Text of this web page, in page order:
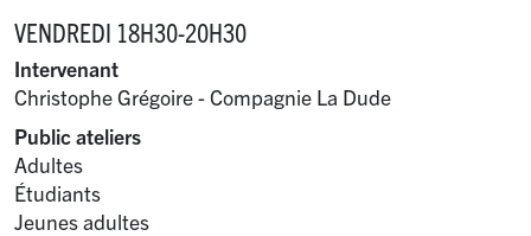
VENDREDI 18H30-20H30
Intervenant
Christophe Grégoire - Compagnie La Dude
Public ateliers
Adultes
Étudiants
Jeunes adultes